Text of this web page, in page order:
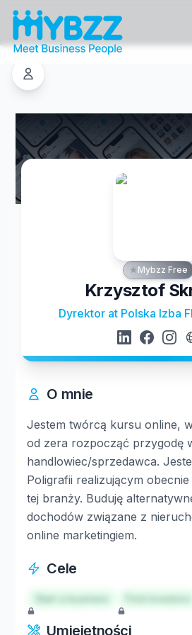
Mybzz Free
Krzysztof
Dyrektor at Polska Izba
O mnie
Jestem twórcą kursu online,
od zera rozpocząć przygodę
handlowiec/sprzedawca.
Poligrafii realizującym
tej branży. Buduję
dochodów związane z
online marketingiem.
Cele
Start a business
Umiejętności